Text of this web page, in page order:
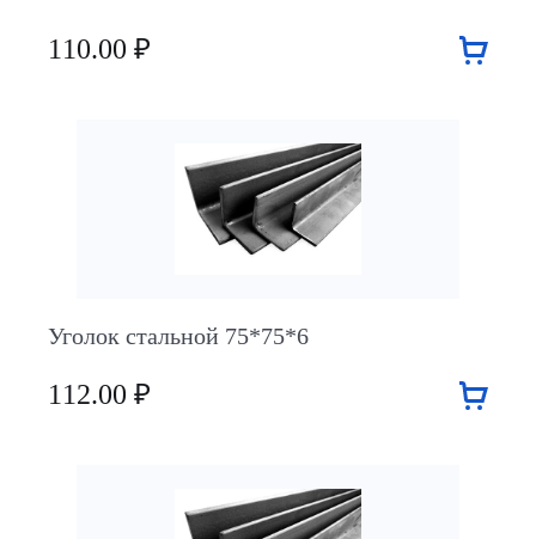
110.00 ₽
Уголок стальной 75*75*6
112.00 ₽